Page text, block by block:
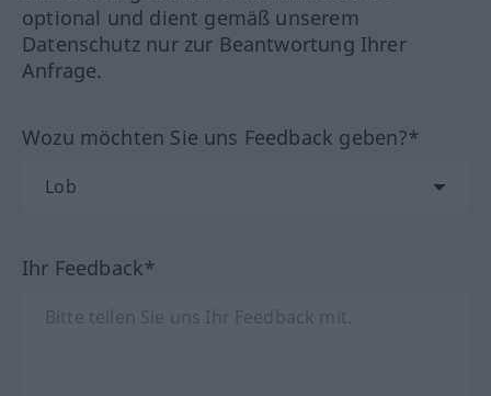
optional und dient gemäß unserem
Datenschutz nur zur Beantwortung Ihrer
Anfrage.
Wozu möchten Sie uns Feedback geben?*
Ihr Feedback*